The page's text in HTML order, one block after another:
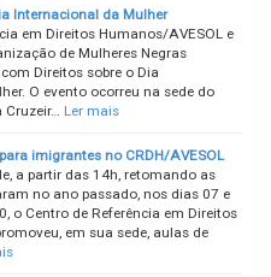
Internacional da Mulher
em Direitos Humanos/AVESOL e
de Mulheres Negras
Direitos sobre o Dia
O evento ocorreu na sede do
Cruzeir… Ler mais
imigrantes no CRDH/AVESOL
a partir das 14h, retomando as
no ano passado, nos dias 07 e
o Centro de Referência em Direitos
em sua sede, aulas de